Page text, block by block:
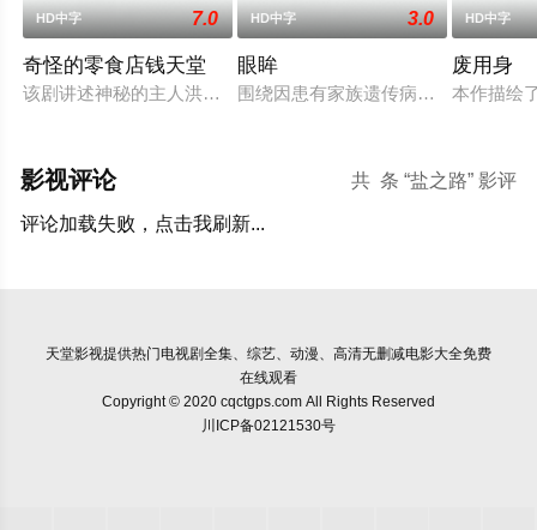
HD中字 7.0
奇怪的零食店钱天堂
该剧讲述神秘的主人洪子卖能够实现人们愿望的神秘零食，以及
HD中字 3.0
眼眸
围绕因患有家族遗传病而导致视力
HD中字
废用身
本作描绘
共 条 “盐之路” 影评
影视评论
评论加载失败，点击我刷新...
天堂影视提供热门电视剧全集、综艺、动漫、高清无删减电影大全免费
在线观看
Copyright © 2020 cqctgps.com All Rights Reserved
川ICP备02121530号